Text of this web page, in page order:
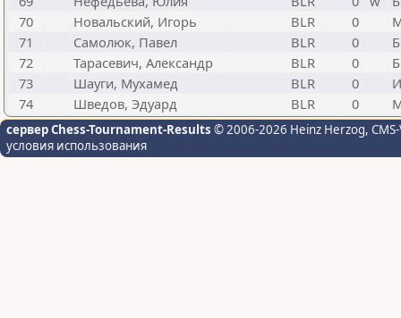
70
Новальский, Игорь BLR 0
71
Самолюк, Павел BLR 0
72
Тарасевич, Александр BLR 0
73
Шауги, Мухамед BLR 0
74
Шведов, Эдуард BLR 0
сервер Chess-Tournament-Results © 2006-2026 Heinz Herzog,
условия использования